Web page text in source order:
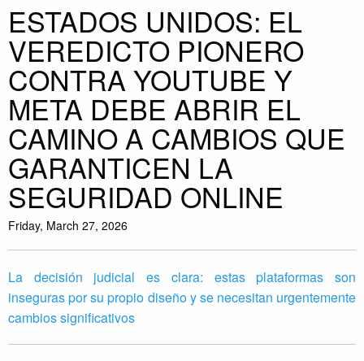
ESTADOS UNIDOS: EL
VEREDICTO PIONERO
CONTRA YOUTUBE Y
META DEBE ABRIR EL
CAMINO A CAMBIOS QUE
GARANTICEN LA
SEGURIDAD ONLINE
Friday, March 27, 2026
La decisión judicial es clara: estas plataformas son
inseguras por su propio diseño y se necesitan urgentemente
cambios significativos